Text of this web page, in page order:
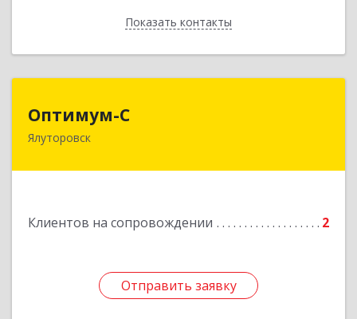
Показать контакты
Назад
Оптимум-С
Ялуторовск
Клиентов на сопровождении 2
Отправить заявку
Отправить заявку